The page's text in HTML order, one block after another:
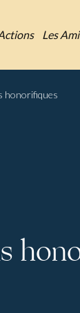
Les
honorifiques